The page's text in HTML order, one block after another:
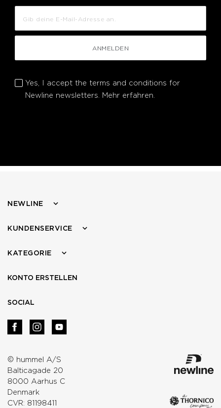
ANMELDEN
Yes, I accept the terms and conditions for
Newline newsletters. Mehr erfahren.
© hummel A/S
Balticagade 20
8000 Aarhus C
Denmark
CVR: 81198411
NEWLINE
KUNDENSERVICE
KATEGORIE
KONTO ERSTELLEN
SOCIAL